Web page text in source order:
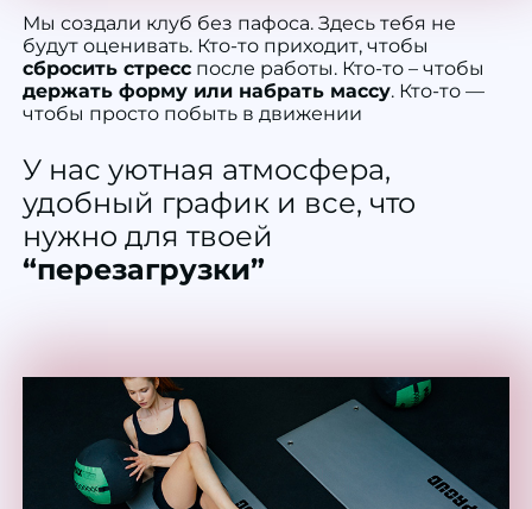
Мы создали клуб без пафоса. Здесь тебя не
будут оценивать. Кто-то приходит, чтобы
сбросить стресс после работы. Кто-то – чтобы
держать форму или набрать массу. Кто-то —
чтобы просто побыть в движении
У нас уютная атмосфера,
удобный график и все, что
нужно для твоей
“перезагрузки”